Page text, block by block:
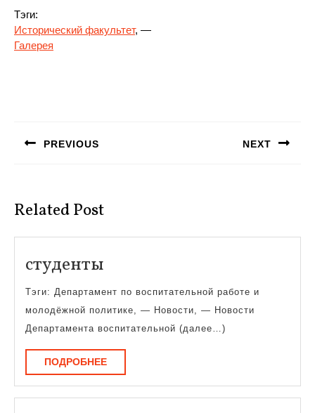
Тэги:
Исторический факультет, —
Галерея
записям
PREVIOUS NEXT
Related Post
студенты
Тэги: Департамент по воспитательной работе и
молодёжной политике, — Новости, — Новости
Департамента воспитательной (далее…)
ПОДРОБНЕЕПОДРОБНЕЕ